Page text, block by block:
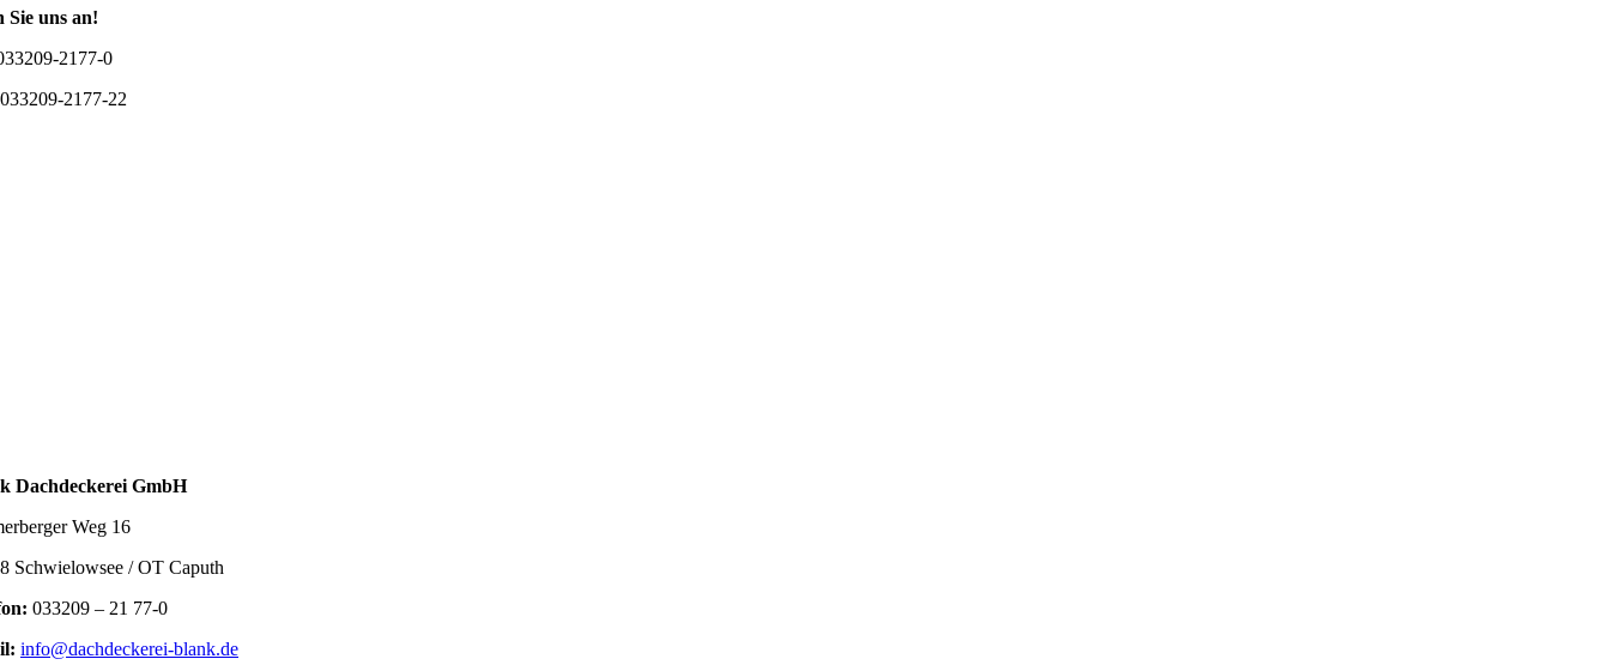
Sie uns an!
2177-0
2177-22
Dachdeckerei GmbH
Weg 16
Schwielowsee / OT Caputh
033209 – 21 77-0
info@dachdeckerei-blank.de